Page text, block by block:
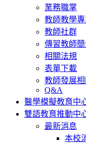
業務職掌
教師教學
教師社群
傳習教師
相關法規
表單下載
教師發展
Q&A
醫學模擬教育中
雙語教育推動中
最新消息
本校